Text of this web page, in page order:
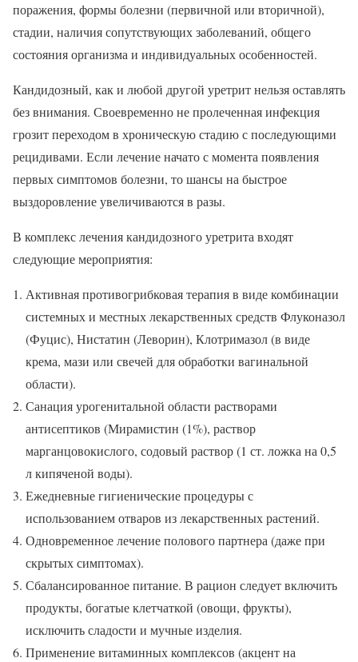
поражения, формы болезни (первичной или вторичной),
стадии, наличия сопутствующих заболеваний, общего
состояния организма и индивидуальных особенностей.
Кандидозный, как и любой другой уретрит нельзя оставлять
без внимания. Своевременно не пролеченная инфекция
грозит переходом в хроническую стадию с последующими
рецидивами. Если лечение начато с момента появления
первых симптомов болезни, то шансы на быстрое
выздоровление увеличиваются в разы.
В комплекс лечения кандидозного уретрита входят
следующие мероприятия:
Активная противогрибковая терапия в виде комбинации
системных и местных лекарственных средств Флуконазол
(Фуцис), Нистатин (Леворин), Клотримазол (в виде
крема, мази или свечей для обработки вагинальной
области).
Санация урогенитальной области растворами
антисептиков (Мирамистин (1%), раствор
марганцовокислого, содовый раствор (1 ст. ложка на 0,5
л кипяченой воды).
Ежедневные гигиенические процедуры с
использованием отваров из лекарственных растений.
Одновременное лечение полового партнера (даже при
скрытых симптомах).
Сбалансированное питание. В рацион следует включить
продукты, богатые клетчаткой (овощи, фрукты),
исключить сладости и мучные изделия.
Применение витаминных комплексов (акцент на